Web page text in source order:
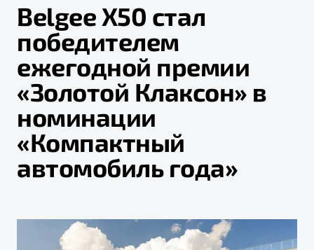
Модели
Новый
X50+
Покупателям
ВЫБОР И ПОКУПКА
Автомобили в наличии
Спецпредложения и Акции
Записаться на тест-драйв
Автокредит
Владельцам
СЕРВИС
Записаться на сервис
Руководство по эксплуатации
Техническое обслуживание
Калькулятор ТО
Гарантия Belgee
О компании
СОБЫТИЯ
Новости
Контакты
BELGEE В РОССИИ
О дилерском центре
Правовая информация
Belgee Х50 стал
победителем
ежегодной премии
«Золотой Клаксон» в
номинации
«Компактный
автомобиль года»